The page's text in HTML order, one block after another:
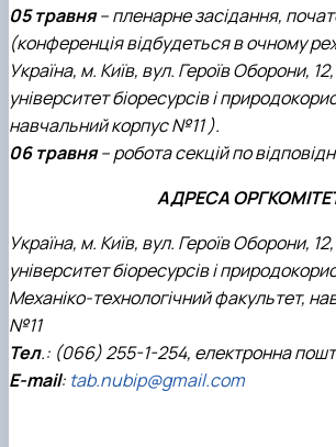
05 травня– пленарне засідання,
(конференція відбудеться в очному
Україна, м. Київ, вул. Героїв Оборони,
університет біоресурсів і
навчальний корпус №11 ).
06 травня– робота секцій по
АДРЕСА
Україна, м. Київ, вул. Героїв Оборони,
університет біоресурсів і
Механіко-технологічний факультет,
№11
Тел.: (066) 255-1-254, електронна
Е-mail: tab.nubip@gmail.com